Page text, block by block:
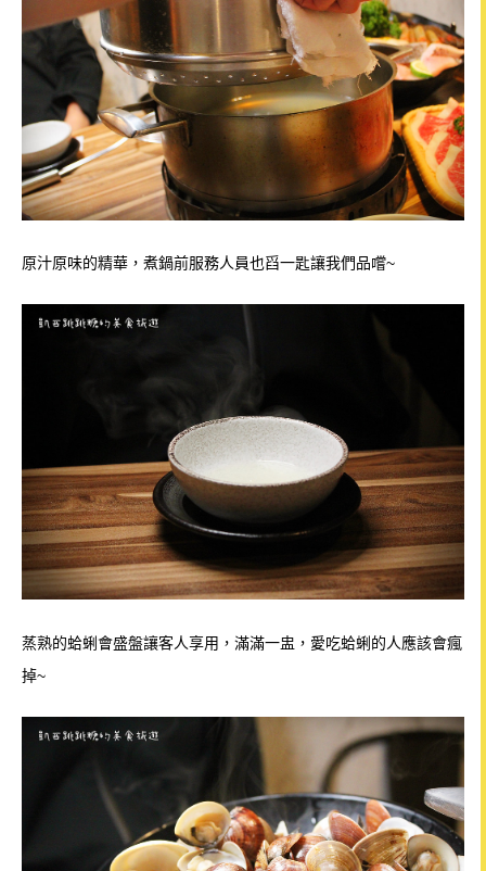
原汁原味的精華，煮鍋前服務人員也舀一匙讓我們品嚐~
蒸熟的蛤蜊會盛盤讓客人享用，滿滿一盅，愛吃蛤蜊的人應該會瘋
掉~